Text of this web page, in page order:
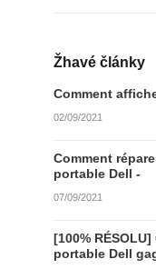
Žhavé články
Comment
02/09/2021
Comment
portable Dell -
07/09/2021
[100%
portable Dell